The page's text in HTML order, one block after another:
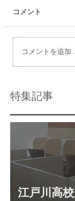
令和9年度
コメント
コメントを追
特集記事
江戸川高